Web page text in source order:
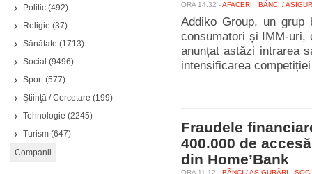
Politic (492)
Religie (37)
Sănătate (1713)
Social (9496)
Sport(577)
Ştiinţă / Cercetare (199)
Tehnologie (2245)
Turism (647)
ORA 14.32 -AFACERI BĂNCI /
Addiko Group, un
consumatori și IMM-uri,
anunțat astăzi intrarea
intensificarea
Fraudele
400.000 de
din Home’Bank
ORA 11.12 - BĂNCI / ASIGURĂRI